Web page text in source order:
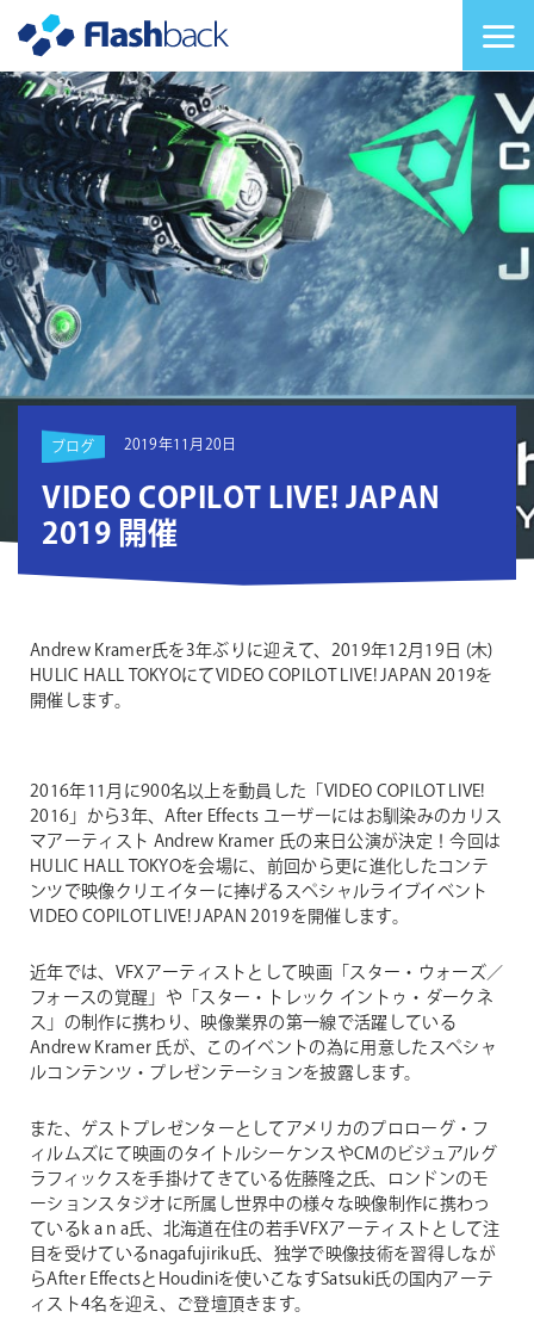
ブログ 2019年11月20日
VIDEO COPILOT LIVE! JAPAN
2019 開催
Andrew Kramer氏を3年ぶりに迎えて、2019年12月19日 (木)
HULIC HALL TOKYOにてVIDEO COPILOT LIVE! JAPAN 2019を
開催します。
2016年11月に900名以上を動員した「VIDEO COPILOT LIVE!
2016」から3年、After Effects ユーザーにはお馴染みのカリス
マアーティスト Andrew Kramer 氏の来日公演が決定！今回は
HULIC HALL TOKYOを会場に、前回から更に進化したコンテ
ンツで映像クリエイターに捧げるスペシャルライブイベント
VIDEO COPILOT LIVE! JAPAN 2019を開催します。
近年では、VFXアーティストとして映画「スター・ウォーズ／
フォースの覚醒」や「スター・トレック イントゥ・ダークネ
ス」の制作に携わり、映像業界の第一線で活躍している
Andrew Kramer 氏が、このイベントの為に用意したスペシャ
ルコンテンツ・プレゼンテーションを披露します。
また、ゲストプレゼンターとしてアメリカのプロローグ・フ
ィルムズにて映画のタイトルシーケンスやCMのビジュアルグ
ラフィックスを手掛けてきている佐藤隆之氏、ロンドンのモ
ーションスタジオに所属し世界中の様々な映像制作に携わっ
ているk a n a氏、北海道在住の若手VFXアーティストとして注
目を受けているnagafujiriku氏、独学で映像技術を習得しなが
らAfter EffectsとHoudiniを使いこなすSatsuki氏の国内アーテ
ィスト4名を迎え、ご登壇頂きます。